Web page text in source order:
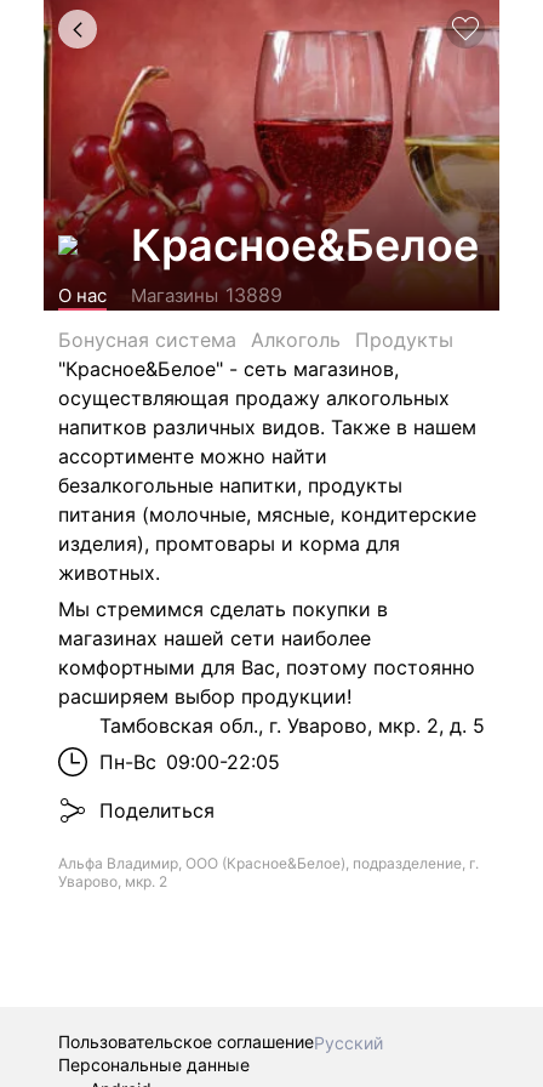
Красное&Белое
О нас Магазины 13889
Бонусная система
Алкоголь
Продукты
"Красное&Белое" - сеть магазинов,
осуществляющая продажу алкогольных
напитков различных видов. Также в нашем
ассортименте можно найти
безалкогольные напитки, продукты
питания (молочные, мясные, кондитерские
изделия), промтовары и корма для
животных.
Мы стремимся сделать покупки в
магазинах нашей сети наиболее
комфортными для Вас, поэтому постоянно
расширяем выбор продукции!
Тамбовская обл., г. Уварово, мкр. 2, д. 5
Пн-Вс 09:00-22:05
Поделиться
Альфа Владимир, ООО (Красное&Белое), подразделение, г.
Уварово, мкр. 2
Пользовательское соглашениеРусский
Персональные данные